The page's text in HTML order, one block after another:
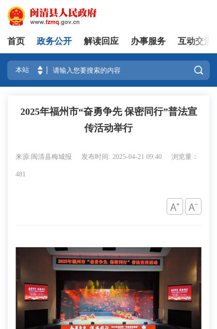
登录
首页 政务公开 解读回应 办事服务 互动交流

2025年福州市“奋勇争先 保密同行”普法宣
传活动举行
来源:闽清县梅城报 发布时间: 2025-04-21 09:40 浏览量：
481